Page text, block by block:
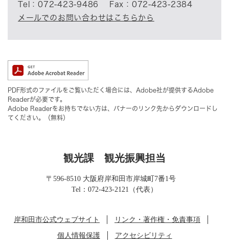
Tel：072-423-9486
Fax：072-423-2384
メールでのお問い合わせはこちらから
PDF形式のファイルをご覧いただく場合には、Adobe社が提供するAdobe
Readerが必要です。
Adobe Readerをお持ちでない方は、バナーのリンク先からダウンロードし
てください。（無料）
観光課 観光振興担当
〒596-8510 大阪府岸和田市岸城町7番1号
Tel：072-423-2121（代表）
岸和田市公式ウェブサイト リンク・著作権・免責事項
個人情報保護 アクセシビリティ